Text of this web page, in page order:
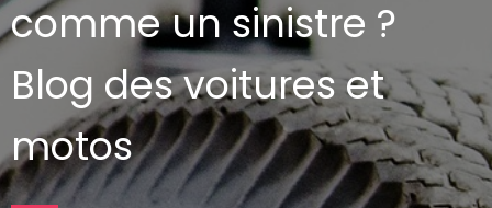
comme un sinistre ?
Blog des voitures et
motos